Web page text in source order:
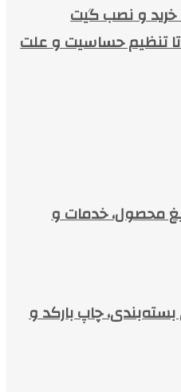
خرید و نصب گیت
تنظیم حساسیت و علت
محصول، خدمات و
بسته‌بندی، چاپ بارکد و